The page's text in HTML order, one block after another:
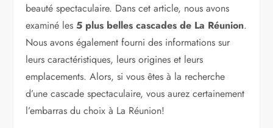
beauté spectaculaire. Dans cet article, nous avons
examiné les5 plus belles cascades de La Réunion.
Nous avons également fourni des informations sur
leurs caractéristiques, leurs origines et leurs
emplacements. Alors, si vous êtes à la recherche
d’une cascade spectaculaire, vous aurez certainement
l’embarras du choix à La Réunion!